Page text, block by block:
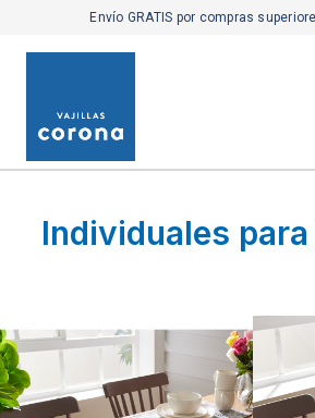
Envío GRATIS por compras
Individuales para